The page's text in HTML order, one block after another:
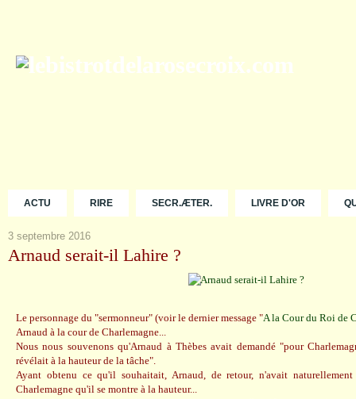
ACTU RIRE SECR.ÆTER. LIVRE D'OR
3 septembre 2016
Arnaud serait-il Lahire ?
Le personnage du "sermonneur" (voir le dernier message "A la Cour du Roi de
Arnaud à la cour de Charlemagne...
Nous nous souvenons qu'Arnaud à Thèbes avait demandé "pour
révélait à la hauteur de la tâche".
Ayant obtenu ce qu'il souhaitait, Arnaud, de retour, n'avait
Charlemagne qu'il se montre à la hauteur...